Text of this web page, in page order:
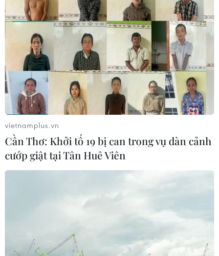
vietnamplus.vn
Cần Thơ: Khởi tố 19 bị can trong vụ dàn cảnh
cướp giật tại Tân Huê Viên